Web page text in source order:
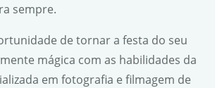
sempre.
de tornar a festa do seu
mágica com as habilidades da
em fotografia e filmagem de